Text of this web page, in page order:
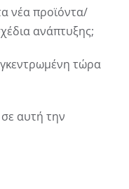
νέα προϊόντα/
ανάπτυξης;
τώρα
αυτή την